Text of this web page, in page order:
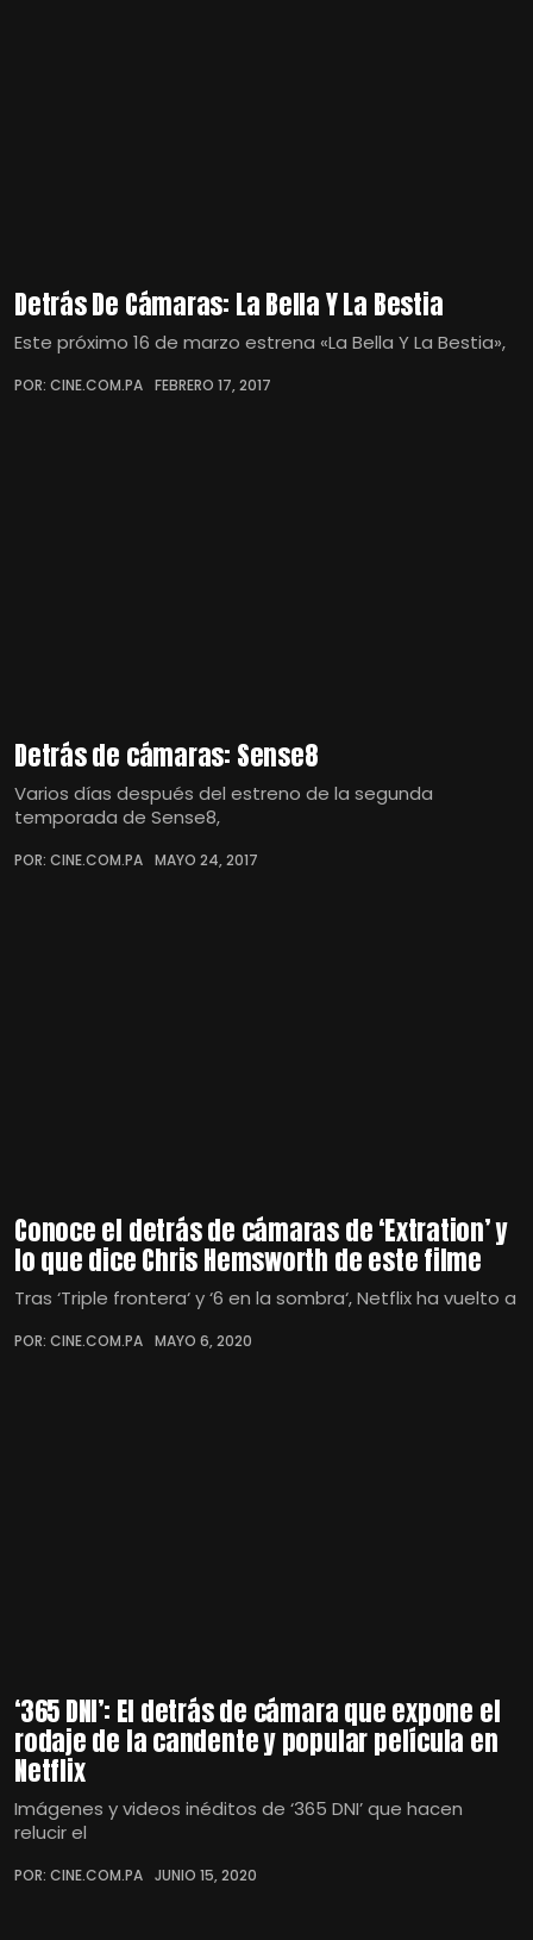
Detrás De Cámaras: La Bella Y La Bestia
Este próximo 16 de marzo estrena «La Bella Y La Bestia»,
POR: CINE.COM.PA FEBRERO 17, 2017
Detrás de cámaras: Sense8
Varios días después del estreno de la segunda
temporada de Sense8,
POR: CINE.COM.PA MAYO 24, 2017
Conoce el detrás de cámaras de ‘Extration’ y
lo que dice Chris Hemsworth de este filme
Tras ‘Triple frontera‘ y ‘6 en la sombra‘, Netflix ha vuelto a
POR: CINE.COM.PA MAYO 6, 2020
‘365 DNI’: El detrás de cámara que expone el
rodaje de la candente y popular película en
Netflix
Imágenes y videos inéditos de ‘365 DNI’ que hacen
relucir el
POR: CINE.COM.PA JUNIO 15, 2020